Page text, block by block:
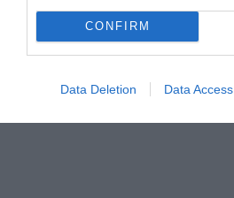
CONFIRM
Data Deletion Data Access